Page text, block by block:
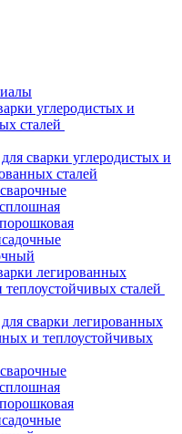
углеродистых и
сталей
сварки углеродистых и
сталей
легированных
сталей
сварки легированных
и теплоустойчивых